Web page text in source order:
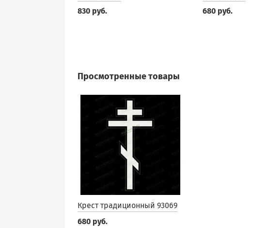
830 руб.
680 руб.
Просмотренные товары
Крест традиционный 93069
680 руб.